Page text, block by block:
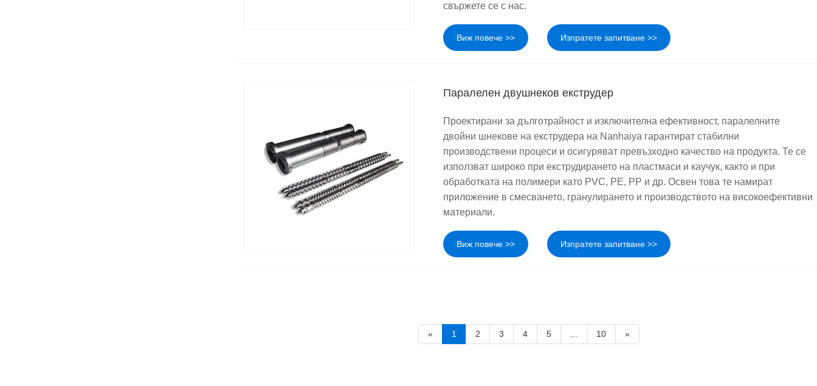
свържете се с нас.
Виж повече >> Изпратете запитване >>
Паралелен двушнеков екструдер
Проектирани за дълготрайност и изключителна ефективност, паралелните
двойни шнекове на екструдера на Nanhaiya гарантират стабилни
производствени процеси и осигуряват превъзходно качество на продукта. Те се
използват широко при екструдирането на пластмаси и каучук, както и при
обработката на полимери като PVC, PE, PP и др. Освен това те намират
приложение в смесването, гранулирането и производството на високоефективни
материали.
Виж повече >> Изпратете запитване >>
« 1 2 3 4 5 10 »